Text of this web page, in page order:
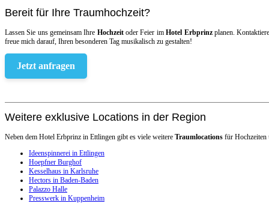
Bereit für Ihre Traumhochzeit?
Lassen Sie uns gemeinsam Ihre Hochzeitoder Feier imHotel Erbprinzplanen.
freue mich darauf, Ihren besonderen Tag musikalisch zu gestalten!
Jetzt anfragen
Weitere exklusive Locations in der Region
Neben dem Hotel Erbprinz in Ettlingen gibt es viele weitere Traumlocations für Hochzeiten
Ideenspinnerei in Ettlingen
Hoepfner Burghof
Kesselhaus in Karlsruhe
Hectors in Baden-Baden
Palazzo Halle
Presswerk in Kuppenheim